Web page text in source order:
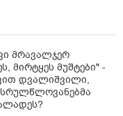
მრავალჯერ
მირტყეს მუშტები" -
დვალიშვილი,